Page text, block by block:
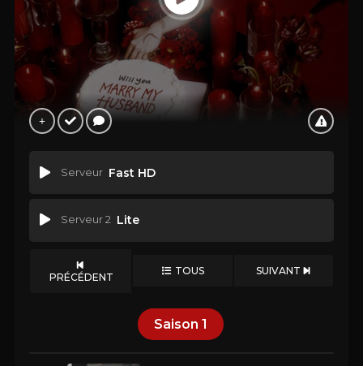
Serveur Fast HD
Serveur 2 Lite
PRÉCÉDENT TOUS SUIVANT
Saison 1